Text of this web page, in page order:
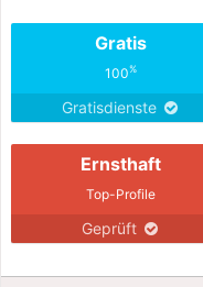
Gratis
100%
Gratisdienste
Ernsthaft
Top-Profile
Geprüft